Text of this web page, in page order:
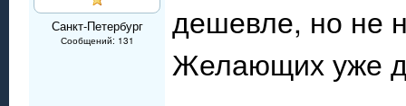
Санкт-Петербург
Сообщений: 131
дешевле, но не
Желающих уже